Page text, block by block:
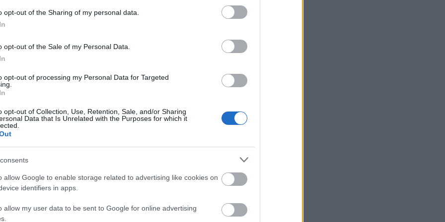
opt-out of the Sharing of my personal data.
opt-out of the Sale of my Personal Data.
opt-out of processing my Personal Data for Targeted
opt-out of Collection, Use, Retention, Sale, and/or Sharing
Data that Is Unrelated with the Purposes for which it
allow Google to enable storage related to advertising like cookies on
identifiers in apps.
allow my user data to be sent to Google for online advertising
tre øvelsene på programmet i Muonio. Rennhelga åpnet
kilometer klassisk på lørdag.
21. til 23. november, henholdsvis på